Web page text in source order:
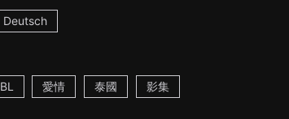
Deutsch
BL 愛情 泰國 影集